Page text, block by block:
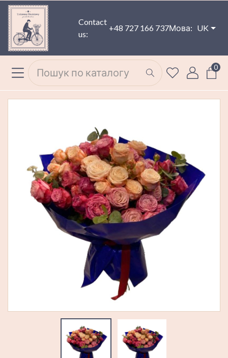
Contact
us:
+48 727 166 737Мова: UK
0